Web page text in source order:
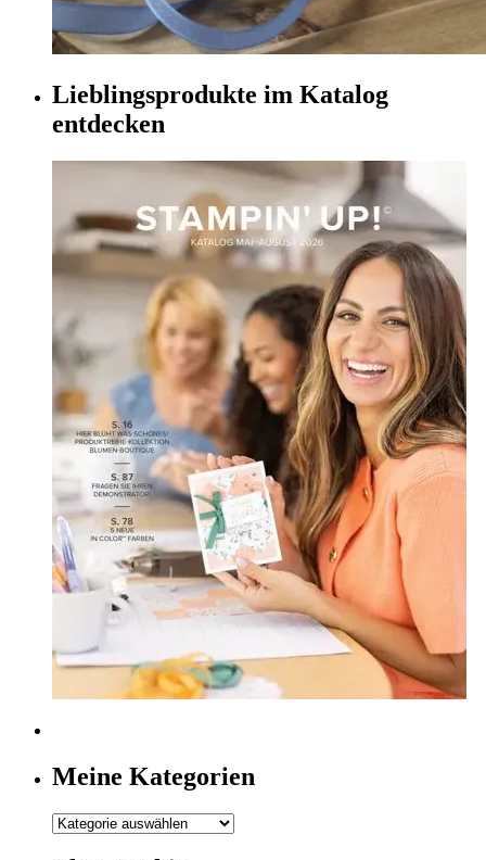
Lieblingsprodukte im Katalog
entdecken
Meine Kategorien
Meine